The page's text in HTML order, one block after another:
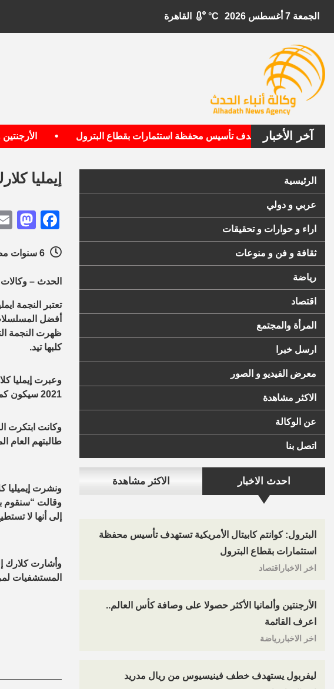
الجمعة 7 أغسطس 2026 °C
آخر الأخبار
الأمريكية تستهدف تأسيس محفظة استثمارات بقطاع البترول الأرجنتين
الرئيسية
عربي و دولي
اراء و حوارات و تحقيقات
ثقافة و فن و منوعات
رياضة
اقتصاد
المرأة والمجتمع
ارسل خبرا
معرض الفيديو و الصور
الاكثر مشاهدة
عن الوكالة
اتصل بنا
احدث الاخبار الاكثر مشاهدة
البترول: كوانتم كابيتال الأمريكية تستهدف تأسيس محفظة
استثمارات بقطاع البترول
اخر الاخباراقتصاد
الأرجنتين وألمانيا الأكثر حصولا على وصافة كأس العالم..
اعرف القائمة
اخر الاخباررياضة
ليفربول يستهدف خطف فينيسيوس من ريال مدريد
إيمليا
الحدث – وكالات
تعتبر النجمة
كلبها تيد.
2021 سيكون كما سيكون، أقل في اتخاذ القرارات والمزيد من التنفس في طريقنا خلال كل يوم جميل نحصل عليه على كوكب الأرض”.
وكانت ابتكرت
طالبتهم العام الماضى للتبرع
وقالت “سنقوم
إلى أنها لا
وأشارت كلارك
المستشفيات